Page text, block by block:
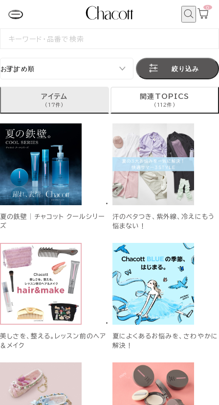
カ
0
検
絞り込み
アイテム
(17件)
関連TOPICS
(112件)
夏の鉄壁│チャコット クールシリー
ズ
汗のベタつき、紫外線、冷えにもう
悩まない！
美しさを、整える。レッスン前のヘア
＆メイク
夏によくあるお悩みを、さわやかに
解決！